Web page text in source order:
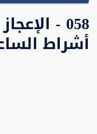
058 -
أشراط